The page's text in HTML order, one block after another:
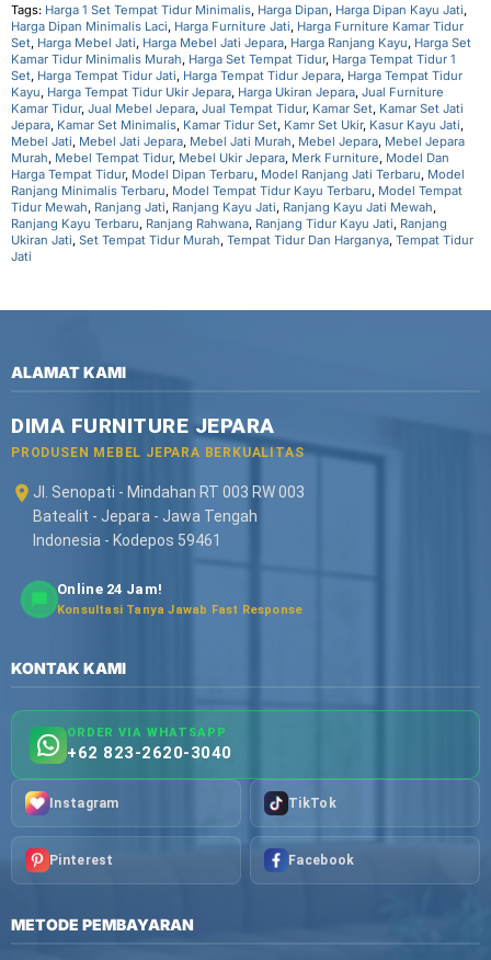
Tags: Harga 1 Set Tempat Tidur Minimalis, Harga Dipan, Harga Dipan Kayu Jati,
Harga Dipan Minimalis Laci, Harga Furniture Jati, Harga Furniture Kamar Tidur
Set, Harga Mebel Jati, Harga Mebel Jati Jepara, Harga Ranjang Kayu, Harga Set
Kamar Tidur Minimalis Murah, Harga Set Tempat Tidur, Harga Tempat Tidur 1
Set, Harga Tempat Tidur Jati, Harga Tempat Tidur Jepara, Harga Tempat Tidur
Kayu, Harga Tempat Tidur Ukir Jepara, Harga Ukiran Jepara, Jual Furniture
Kamar Tidur, Jual Mebel Jepara, Jual Tempat Tidur, Kamar Set, Kamar Set Jati
Jepara, Kamar Set Minimalis, Kamar Tidur Set, Kamr Set Ukir, Kasur Kayu Jati,
Mebel Jati, Mebel Jati Jepara, Mebel Jati Murah, Mebel Jepara, Mebel Jepara
Murah, Mebel Tempat Tidur, Mebel Ukir Jepara, Merk Furniture, Model Dan
Harga Tempat Tidur, Model Dipan Terbaru, Model Ranjang Jati Terbaru, Model
Ranjang Minimalis Terbaru, Model Tempat Tidur Kayu Terbaru, Model Tempat
Tidur Mewah, Ranjang Jati, Ranjang Kayu Jati, Ranjang Kayu Jati Mewah,
Ranjang Kayu Terbaru, Ranjang Rahwana, Ranjang Tidur Kayu Jati, Ranjang
Ukiran Jati, Set Tempat Tidur Murah, Tempat Tidur Dan Harganya, Tempat Tidur
Jati
ALAMAT KAMI
DIMA FURNITURE JEPARA
PRODUSEN MEBEL JEPARA BERKUALITAS
Jl. Senopati - Mindahan RT 003 RW 003
Batealit - Jepara - Jawa Tengah
Indonesia - Kodepos 59461
Online 24 Jam!
Konsultasi Tanya Jawab Fast Response
KONTAK KAMI
ORDER VIA WHATSAPP
+62 823-2620-3040
Instagram TikTok
Pinterest Facebook
METODE PEMBAYARAN